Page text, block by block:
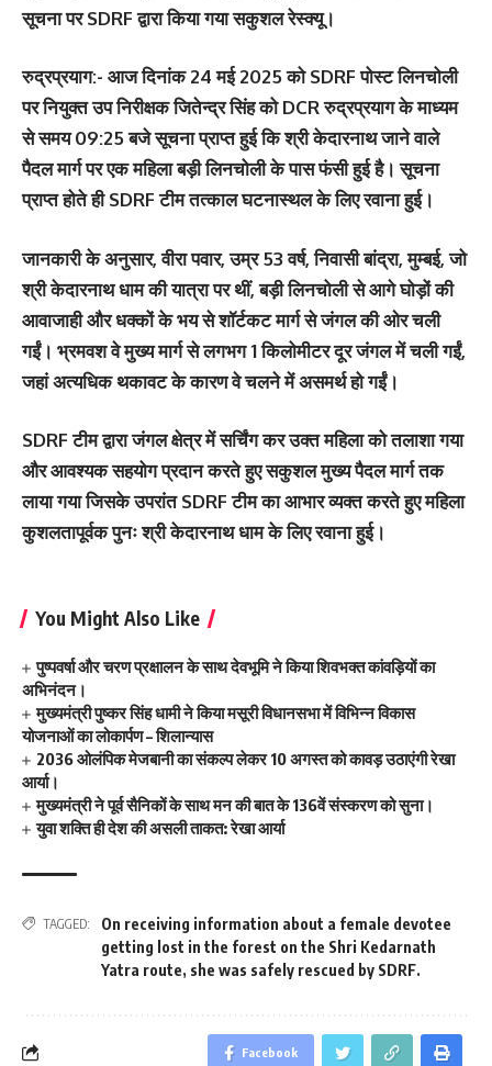
सूचना पर SDRF द्वारा किया गया सकुशल रेस्क्यू।
रुद्रप्रयाग:- आज दिनांक 24 मई 2025 को SDRF पोस्ट लिनचोली
पर नियुक्त उप निरीक्षक जितेन्द्र सिंह को DCR रुद्रप्रयाग के माध्यम
से समय 09:25 बजे सूचना प्राप्त हुई कि श्री केदारनाथ जाने वाले
पैदल मार्ग पर एक महिला बड़ी लिनचोली के पास फंसी हुई है। सूचना
प्राप्त होते ही SDRF टीम तत्काल घटनास्थल के लिए रवाना हुई।
जानकारी के अनुसार, वीरा पवार, उम्र 53 वर्ष, निवासी बांद्रा, मुम्बई, जो
श्री केदारनाथ धाम की यात्रा पर थीं, बड़ी लिनचोली से आगे घोड़ों की
आवाजाही और धक्कों के भय से शॉर्टकट मार्ग से जंगल की ओर चली
गईं। भ्रमवश वे मुख्य मार्ग से लगभग 1 किलोमीटर दूर जंगल में चली गईं,
जहां अत्यधिक थकावट के कारण वे चलने में असमर्थ हो गईं।
SDRF टीम द्वारा जंगल क्षेत्र में सर्चिंग कर उक्त महिला को तलाशा गया
और आवश्यक सहयोग प्रदान करते हुए सकुशल मुख्य पैदल मार्ग तक
लाया गया जिसके उपरांत SDRF टीम का आभार व्यक्त करते हुए महिला
कुशलतापूर्वक पुनः श्री केदारनाथ धाम के लिए रवाना हुई।
You Might Also Like
पुष्पवर्षा और चरण प्रक्षालन के साथ देवभूमि ने किया शिवभक्त कांवड़ियों का
अभिनंदन।
मुख्यमंत्री पुष्कर सिंह धामी ने किया मसूरी विधानसभा में विभिन्न विकास
योजनाओं का लोकार्पण – शिलान्यास
2036 ओलंपिक मेजबानी का संकल्प लेकर 10 अगस्त को कावड़ उठाएंगी रेखा
आर्या।
मुख्यमंत्री ने पूर्व सैनिकों के साथ मन की बात के 136वें संस्करण को सुना।
युवा शक्ति ही देश की असली ताकत: रेखा आर्या
TAGGED:
On receiving information about a female devotee
getting lost in the forest on the Shri Kedarnath
Yatra route, she was safely rescued by SDRF.
Facebook